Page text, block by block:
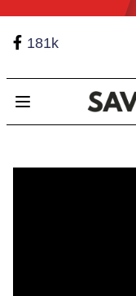
181k
Open main menu